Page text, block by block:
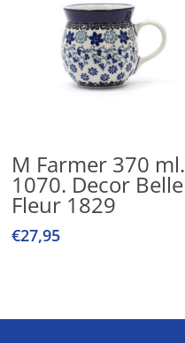
M Farmer 370 ml.
1070. Decor Belle
Fleur 1829
€27,95